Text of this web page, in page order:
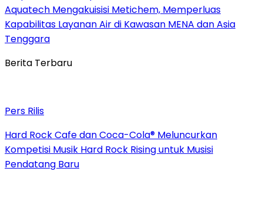
Aquatech Mengakuisisi Metichem, Memperluas
Kapabilitas Layanan Air di Kawasan MENA dan Asia
Tenggara
Berita Terbaru
Pers Rilis
Hard Rock Cafe dan Coca-Cola® Meluncurkan
Kompetisi Musik Hard Rock Rising untuk Musisi
Pendatang Baru